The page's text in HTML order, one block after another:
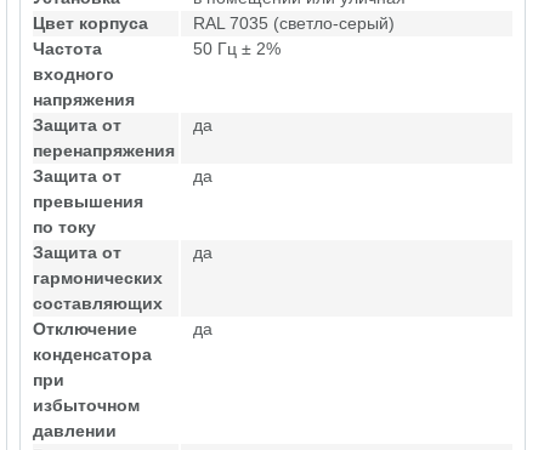
Цвет корпуса
RAL 7035 (светло-серый)
Частота
входного
напряжения
50 Гц ± 2%
Защита от
перенапряжения
да
Защита от
превышения
по току
да
Защита от
гармонических
составляющих
да
Отключение
конденсатора
при
избыточном
давлении
да